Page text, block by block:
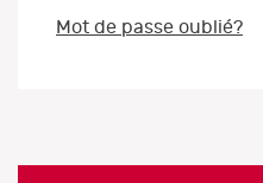
Mot de passe oublié?